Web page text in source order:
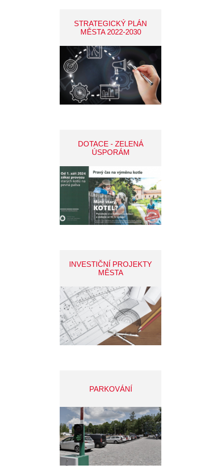
STRATEGICKÝ PLÁN
MĚSTA 2022-2030
DOTACE - ZELENÁ
ÚSPORÁM
INVESTIČNÍ PROJEKTY
MĚSTA
PARKOVÁNÍ